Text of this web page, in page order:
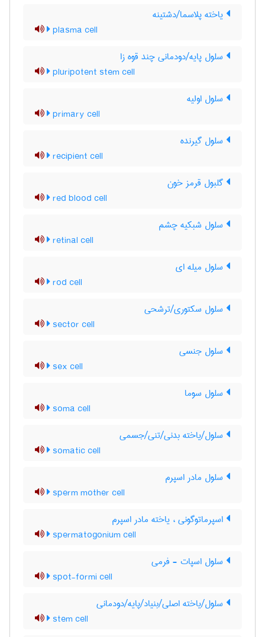
یاخته پلاسما/دشتینه
plasma cell
سلول پایه/دودمانی چند قوه زا
pluripotent stem cell
سلول اولیه
primary cell
سلول گیرنده
recipient cell
گلبول قرمز خون
red blood cell
سلول شبکیه چشم
retinal cell
سلول میله ای
rod cell
سلول سکتوری/ترشحی
sector cell
سلول جنسی
sex cell
سلول سوما
soma cell
سلول/یاخته بدنی/تنی/جسمی
somatic cell
سلول مادر اسپرم
sperm mother cell
اسپرماتوگونی ، یاخته مادر اسپرم
spermatogonium cell
سلول اسپات - فرمی
spot-formi cell
سلول/یاخته اصلی/بنیاد/پایه/دودمانی
stem cell